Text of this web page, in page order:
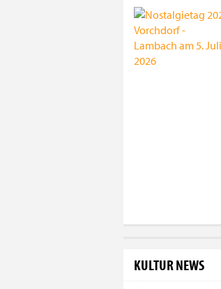
KULTUR NEWS